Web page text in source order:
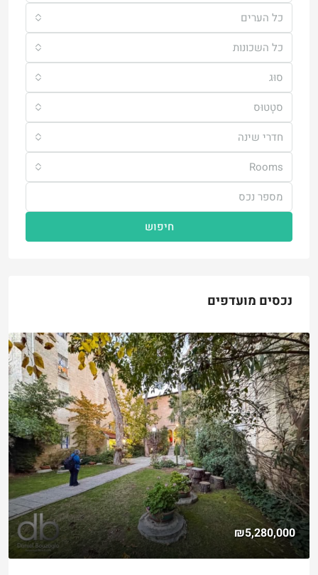
כל הערים
כל השכונות
סוּג
סטָטוּס
חדרי שינה
Rooms
חיפוש
נכסים מועדפים
₪5,280,000